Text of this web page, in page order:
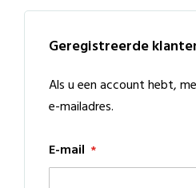
Geregistreerde
Als u een account hebt,
e-mailadres.
E-mail